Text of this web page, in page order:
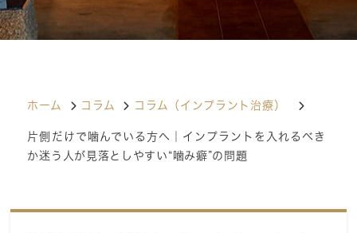
ホーム コラム コラム（インプラント治療）
片側だけで噛んでいる方へ｜インプラントを入れるべき
か迷う人が見落としやすい“噛み癖”の問題